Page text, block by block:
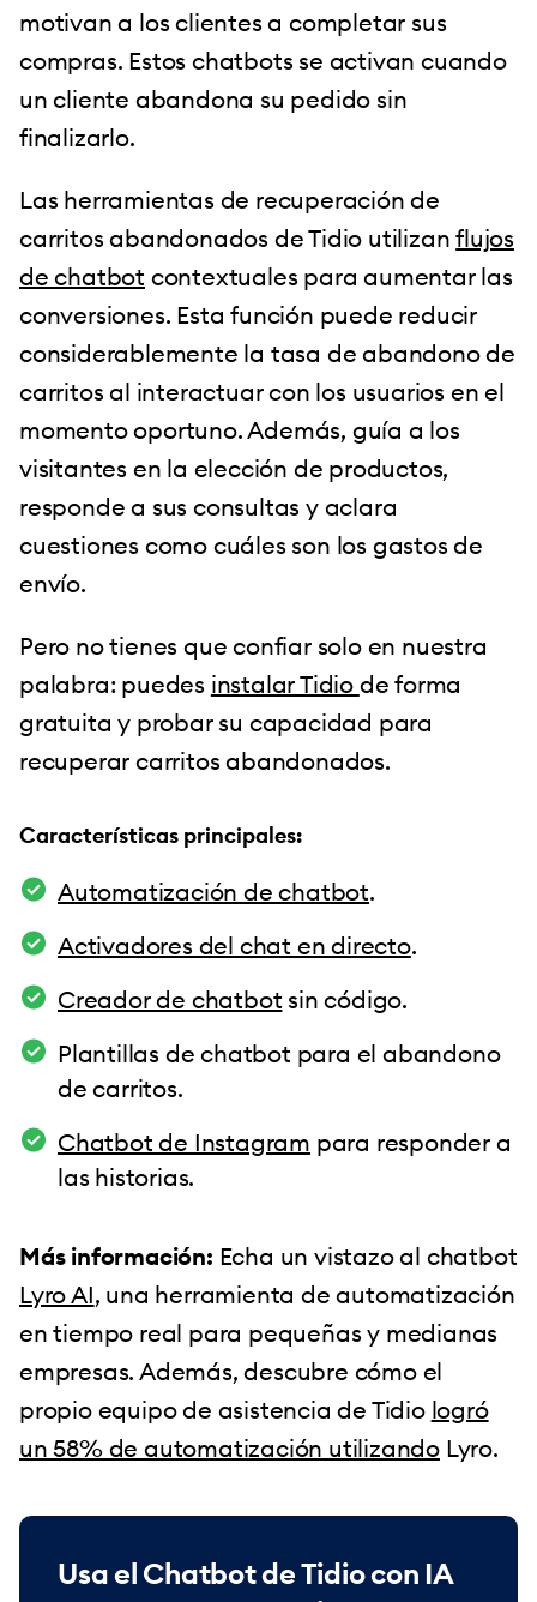
motivan a los clientes a completar sus
compras. Estos chatbots se activan cuando
un cliente abandona su pedido sin
finalizarlo.
Las herramientas de recuperación de
carritos abandonados de Tidio utilizanflujos
de chatbot contextuales para aumentar las
conversiones. Esta función puede reducir
considerablemente la tasa de abandono de
carritos al interactuar con los usuarios en el
momento oportuno. Además, guía a los
visitantes en la elección de productos,
responde a sus consultas y aclara
cuestiones como cuáles son los gastos de
envío.
Pero no tienes que confiar solo en nuestra
palabra: puedes instalar Tidio de forma
gratuita y probar su capacidad para
recuperar carritos abandonados.
Características principales:
Automatización de chatbot.
Activadores del chat en directo.
Creador de chatbot sin código.
Plantillas de chatbot para el abandono
de carritos.
Chatbot de Instagram para responder a
las historias.
Más información: Echa un vistazo al chatbot
Lyro AI, una herramienta de automatización
en tiempo real para pequeñas y medianas
empresas. Además, descubre cómo el
propio equipo de asistencia de Tidio logró
un 58% de automatización utilizando Lyro.
Usa el Chatbot de Tidio con IA